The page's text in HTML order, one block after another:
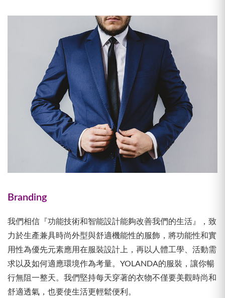
Branding
我們相信『功能技術和智能設計能夠改善我們的生活』，致
力於生產兼具時尚外型與舒適機能性的服飾，將功能性和實
用性為優先元素應用在服裝設計上，再以人體工學、活動需
求以及如何適應環境作為考量。YOLANDA的服裝，讓你暢
行無阻一整天。我們堅持每天穿著的衣物不僅要美觀時尚和
舒適透氣，也要使生活更輕鬆便利。